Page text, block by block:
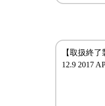
【取扱終
12.9 2017